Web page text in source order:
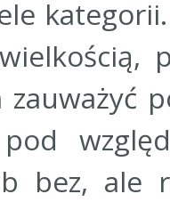
pod
bez, ale